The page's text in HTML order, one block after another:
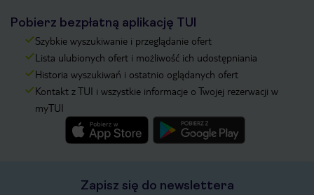
Pobierz bezpłatną aplikację TUI
Szybkie wyszukiwanie i przeglądanie ofert
Lista ulubionych ofert i możliwość ich udostępniania
Historia wyszukiwań i ostatnio oglądanych ofert
Kontakt z TUI i wszystkie informacje o Twojej rezerwacji w
myTUI
Zapisz się do newslettera